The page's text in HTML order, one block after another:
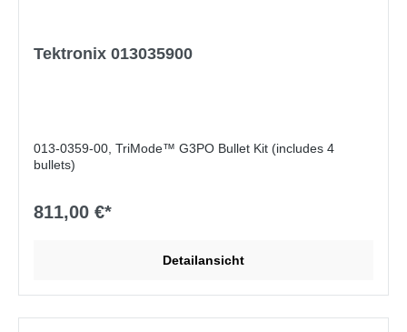
Tektronix 013035900
013-0359-00, TriMode™ G3PO Bullet Kit (includes 4
bullets)
811,00 €*
Detailansicht